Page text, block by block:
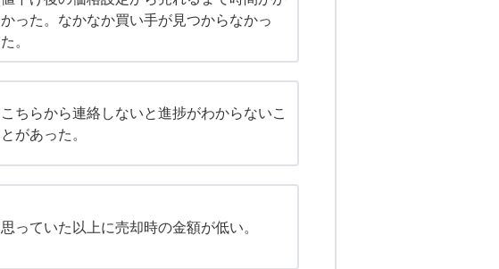
かった。なかなか買い手が見つからなかっ
た。
こちらから連絡しないと進捗がわからないこ
とがあった。
思っていた以上に売却時の金額が低い。